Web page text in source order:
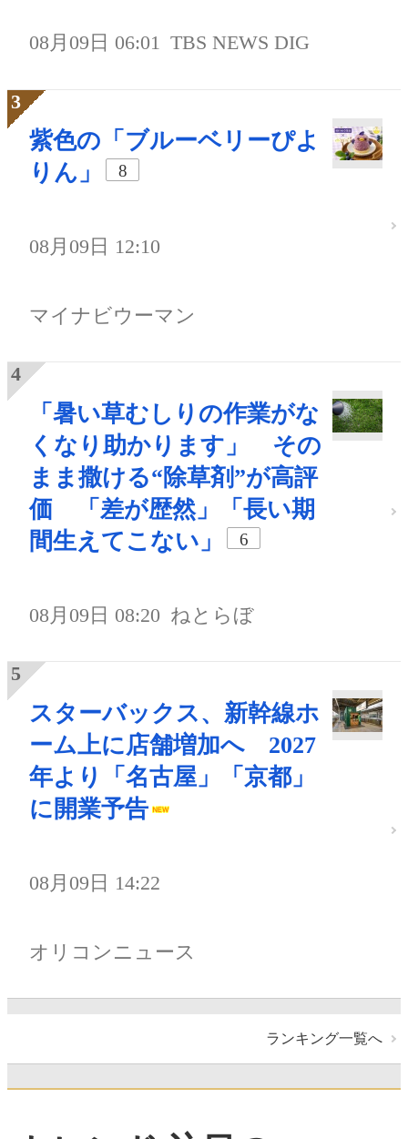
08月09日 06:01 TBS NEWS DIG
紫色の「ブルーベリーぴよ
りん」
8
08月09日 12:10
マイナビウーマン
「暑い草むしりの作業がな
くなり助かります」 その
まま撒ける“除草剤”が高評
価 「差が歴然」「長い期
間生えてこない」
6
08月09日 08:20 ねとらぼ
スターバックス、新幹線ホ
ーム上に店舗増加へ 2027
年より「名古屋」「京都」
に開業予告
08月09日 14:22
オリコンニュース
ランキング一覧へ